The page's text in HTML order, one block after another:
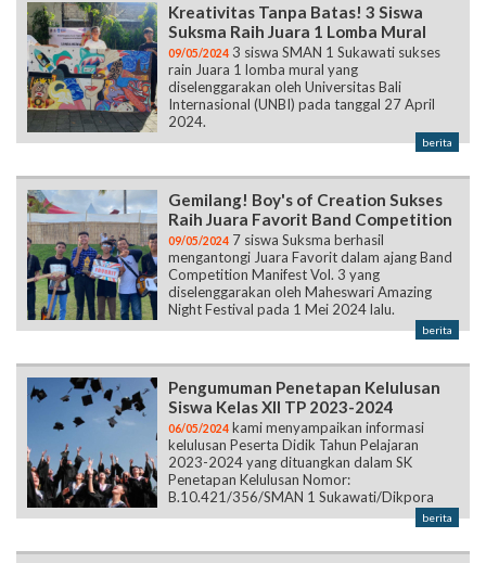
Kreativitas Tanpa Batas! 3 Siswa
Suksma Raih Juara 1 Lomba Mural
09/05/2024 3 siswa SMAN 1 Sukawati sukses
rain Juara 1 lomba mural yang
diselenggarakan oleh Universitas Bali
Internasional (UNBI) pada tanggal 27 April
2024.
berita
Gemilang! Boy's of Creation Sukses
Raih Juara Favorit Band Competition
09/05/2024 7 siswa Suksma berhasil
mengantongi Juara Favorit dalam ajang Band
Competition Manifest Vol. 3 yang
diselenggarakan oleh Maheswari Amazing
Night Festival pada 1 Mei 2024 lalu.
berita
Pengumuman Penetapan Kelulusan
Siswa Kelas XII TP 2023-2024
06/05/2024 kami menyampaikan informasi
kelulusan Peserta Didik Tahun Pelajaran
2023-2024 yang dituangkan dalam SK
Penetapan Kelulusan Nomor:
B.10.421/356/SMAN 1 Sukawati/Dikpora
berita